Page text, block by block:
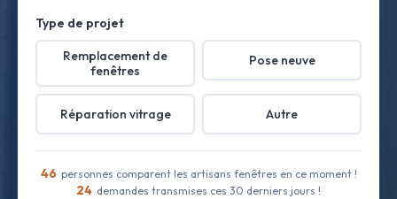
Type de projet
Remplacement de
fenêtres
Pose neuve
Réparation vitrage Autre
46 personnes comparent les artisans fenêtres en ce moment !
24 demandes transmises ces 30 derniers jours !